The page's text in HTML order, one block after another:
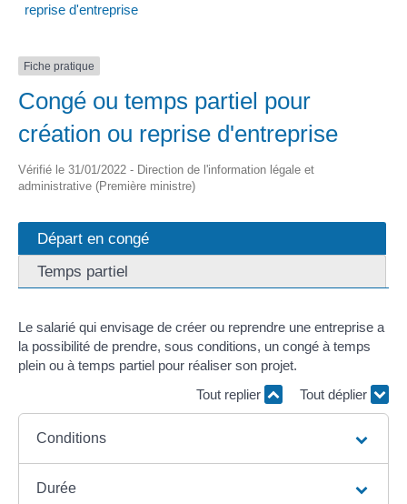
reprise d'entreprise
Fiche pratique
Congé ou temps partiel pour
création ou reprise d'entreprise
Vérifié le 31/01/2022 - Direction de l'information légale et
administrative (Première ministre)
Départ en congé
Temps partiel
Le salarié qui envisage de créer ou reprendre une entreprise a
la possibilité de prendre, sous conditions, un congé à temps
plein ou à temps partiel pour réaliser son projet.
Tout replier
Tout déplier
Conditions
Durée